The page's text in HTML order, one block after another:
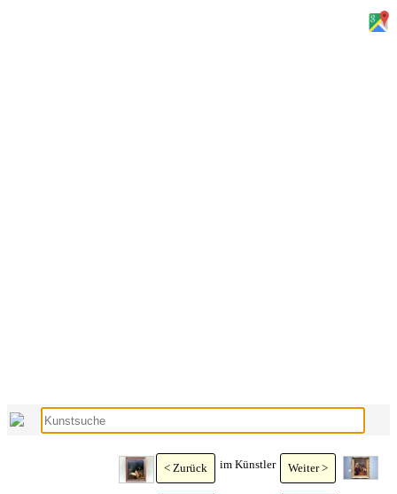
< Zurück im Künstler Weiter >